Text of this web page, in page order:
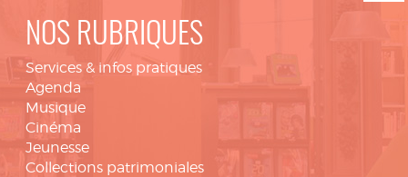
NOS RUBRIQUES
Services & infos pratiques
Agenda
Musique
Cinéma
Jeunesse
Collections patrimoniales